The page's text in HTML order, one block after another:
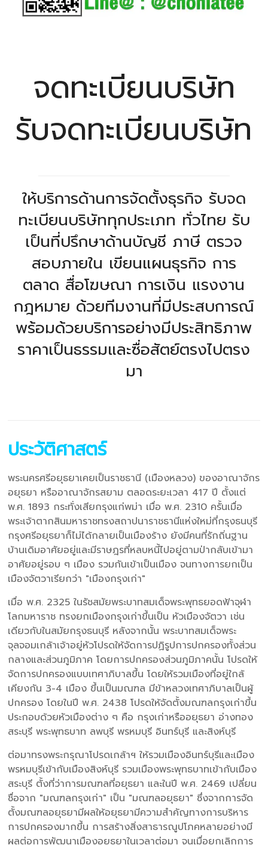
จดทะเบียนบริษัท
รับจดทะเบียนบริษัท
ให้บริการด้านการจัดตั้งธุรกิจ รับจด
ทะเบียนบริษัททุกประเภท ทั่วไทย รับ
เป็นที่ปรึกษาด้านบัญชี ภาษี ตรวจ
สอบภายใน เขียนแผนธุรกิจ การ
ตลาด สื่อโฆษณา การเงิน แรงงาน
กฎหมาย ด้วยทีมงานที่มีประสบการณ์
พร้อมด้วยบริการอย่างมีประสิทธิภาพ
ราคาเป็นธรรมและซื่อสัตย์ตรงไปตรง
มา
ประวัติศาสตร์
พระนครศรีอยุธยาเคยเป็นราชธานี (เมืองหลวง) ของอาณาจักร
อยุธยา หรืออาณาจักรสยาม ตลอดระยะเวลา 417 ปี ตั้งแต่
พ.ศ. 1893 กระทั่งเสียกรุงแก่พม่า เมื่อ พ.ศ. 2310 ครั้นเมื่อ
พระเจ้าตากสินมหาราชทรงสถาปนาราชธานีแห่งใหม่ที่กรุงธนบุรี
กรุงศรีอยุธยาก็ไม่ได้กลายเป็นเมืองร้าง ยังมีคนที่รักถิ่นฐาน
บ้านเดิมอาศัยอยู่และมีราษฎรที่หลบหนี้ไปอยู่ตามป่ากลับเข้ามา
อาศัยอยู่รอบ ๆ เมือง รวมกันเข้าเป็นเมือง จนทางการยกเป็น
เมืองจัตวาเรียกว่า "เมืองกรุงเก่า"
เมื่อ พ.ศ. 2325 ในรัชสมัยพระบาทสมเด็จพระพุทธยอดฟ้าจุฬา
โลกมหาราช ทรงยกเมืองกรุงเก่าขึ้นเป็น หัวเมืองจัตวา เช่น
เดียวกับในสมัยกรุงธนบุรี หลังจากนั้น พระบาทสมเด็จพระ
จุลจอมเกล้าเจ้าอยู่หัวโปรดให้จัดการปฏิรูปการปกครองทั้งส่วน
กลางและส่วนภูมิภาค โดยการปกครองส่วนภูมิภาคนั้น โปรดให้
จัดการปกครองแบบเทศาภิบาลขึ้น โดยให้รวมเมืองที่อยู่ใกล้
เคียงกัน 3-4 เมือง ขึ้นเป็นมณฑล มีข้าหลวงเทศาภิบาลเป็นผู้
ปกครอง โดยในปี พ.ศ. 2438 โปรดให้จัดตั้งมณฑลกรุงเก่าขึ้น
ประกอบด้วยหัวเมืองต่าง ๆ คือ กรุงเก่าหรืออยุธยา อ่างทอง
สระบุรี พระพุทธบาท ลพบุรี พรหมบุรี อินทร์บุรี และสิงห์บุรี
ต่อมาทรงพระกรุณาโปรดเกล้าฯ ให้รวมเมืองอินทร์บุรีและเมือง
พรหมบุรีเข้ากับเมืองสิงห์บุรี รวมเมืองพระพุทธบาทเข้ากับเมือง
สระบุรี ตั้งที่ว่าการมณฑลที่อยุธยา และในปี พ.ศ. 2469 เปลี่ยน
ชื่อจาก "มณฑลกรุงเก่า" เป็น "มณฑลอยุธยา" ซึ่งจากการจัด
ตั้งมณฑลอยุธยามีผลให้อยุธยามีความสำคัญทางการบริหาร
การปกครองมากขึ้น การสร้างสิ่งสาธารณูปโภคหลายอย่างมี
ผลต่อการพัฒนาเมืองอยุธยาในเวลาต่อมา จนเมื่อยกเลิกการ